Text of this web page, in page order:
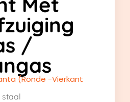
/
(Ronde -Vierkant
staal